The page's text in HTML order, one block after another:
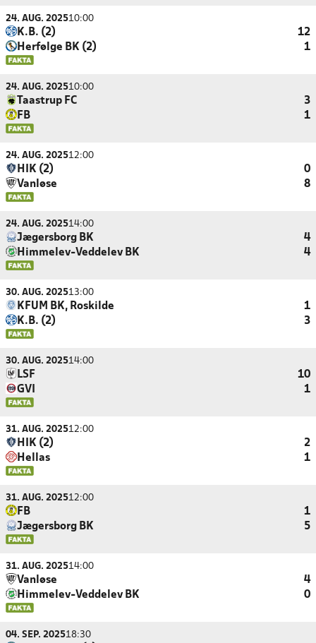
24. AUG. 202510:00
K.B. (2)
12
Herfølge BK (2)
1
24. AUG. 202510:00
Taastrup FC
3
FB
1
24. AUG. 202512:00
HIK (2)
0
Vanløse
8
24. AUG. 202514:00
Jægersborg BK
4
Himmelev-Veddelev BK
4
30. AUG. 202513:00
KFUM BK, Roskilde
1
K.B. (2)
3
30. AUG. 202514:00
LSF
10
GVI
1
31. AUG. 202512:00
HIK (2)
2
Hellas
1
31. AUG. 202512:00
FB
1
Jægersborg BK
5
31. AUG. 202514:00
Vanløse
4
Himmelev-Veddelev BK
0
04. SEP. 202518:30